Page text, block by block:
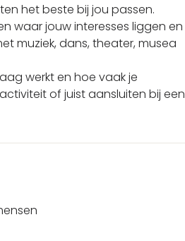
het beste bij jou passen.
waar jouw interesses liggen en
muziek, dans, theater, musea
werkt en hoe vaak je
of juist aansluiten bij een